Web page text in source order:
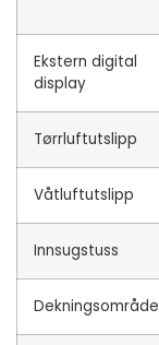
Ekstern digital
display
Tørrluftutslipp
Våtluftutslipp
Innsugstuss
Dekningsområde